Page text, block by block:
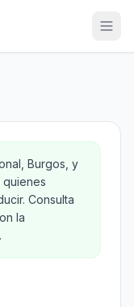
Burgos, y
Consulta
la